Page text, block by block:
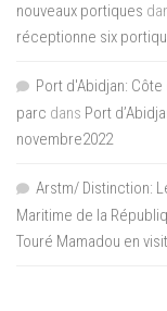
nouveaux portiques
réceptionne six
Port d'Abidjan:
parc dans Port
novembre2022
Arstm/ Distinction:
Maritime de la
Touré Mamadou en